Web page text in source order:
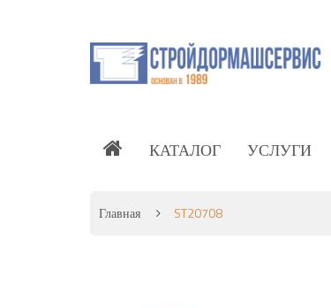
КАТАЛОГ УСЛУГИ
Главная ST20708